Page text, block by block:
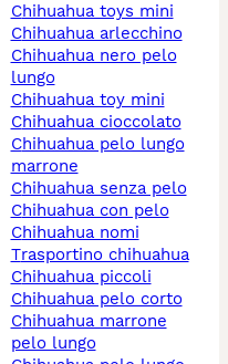
chihuahua toys mini
chihuahua arlecchino
chihuahua nero pelo
lungo
chihuahua toy mini
chihuahua cioccolato
chihuahua pelo lungo
marrone
chihuahua senza pelo
chihuahua con pelo
chihuahua nomi
trasportino chihuahua
chihuahua piccoli
chihuahua pelo corto
chihuahua marrone
pelo lungo